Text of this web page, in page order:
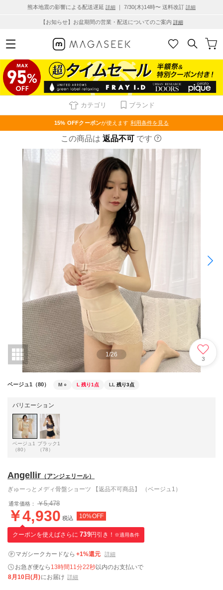
熊本地震の影響による配送遅延 詳細 ｜ 7/30(木)14時〜 送料改訂 詳細
【お知らせ】お盆期間の営業・配送についてのご案内 詳細
カテゴリ ブランド
15% OFFクーポンが使えます 利用条件を見る
この商品は 返品不可 です
1 /26
3
ベージュ1（80） M ○ L 残り1点 LL 残り3点
バリエーション
ベージュ1
（80）
ブラック1
（78）
Angellir （アンジェリール）
ぎゅーっとメディ骨盤ショーツ 【返品不可商品】 （ベージュ1）
通常価格： ￥5,478
￥4,930 税込 10%OFF
クーポンを使えばさらに 739円引き！ ※適用条件
マガシークカードなら +1%還元 詳細
お急ぎ便なら 13時間11分21秒以内のお支払いで
8月10日(月)にお届け 詳細